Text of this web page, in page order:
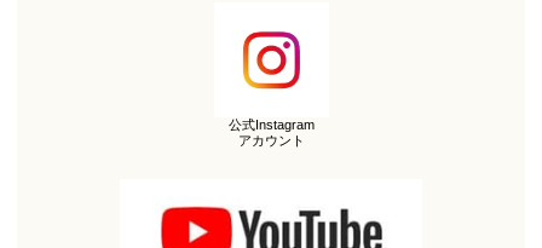
公式Instagram
アカウント